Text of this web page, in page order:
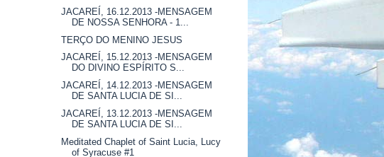
JACAREÍ, 16.12.2013 -MENSAGEM
DE NOSSA SENHORA - 1...
TERÇO DO MENINO JESUS
JACAREÍ, 15.12.2013 -MENSAGEM
DO DIVINO ESPÍRITO S...
JACAREÍ, 14.12.2013 -MENSAGEM
DE SANTA LUCIA DE SI...
JACAREÍ, 13.12.2013 -MENSAGEM
DE SANTA LUCIA DE SI...
Meditated Chaplet of Saint Lucia, Lucy
of Syracuse #1